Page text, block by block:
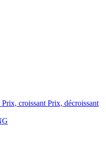
Prix, croissant Prix, décroissant